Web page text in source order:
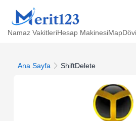
Namaz VakitleriHesap MakinesiMap
Ana Sayfa ShiftDelete